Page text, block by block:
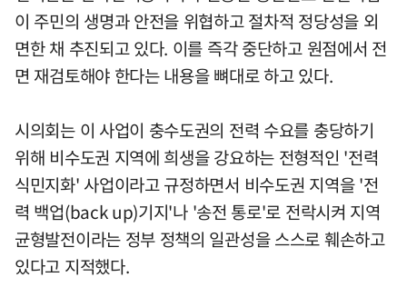
이 주민의 생명과 안전을 위협하고 절차적 정당성을 외
면한 채 추진되고 있다. 이를 즉각 중단하고 원점에서 전
면 재검토해야 한다는 내용을 뼈대로 하고 있다.
시의회는 이 사업이 충수도권의 전력 수요를 충당하기
위해 비수도권 지역에 희생을 강요하는 전형적인 '전력
식민지화' 사업이라고 규정하면서 비수도권 지역을 '전
력 백업(back up)기지'나 '송전 통로'로 전락시켜 지역
균형발전이라는 정부 정책의 일관성을 스스로 훼손하고
있다고 지적했다.